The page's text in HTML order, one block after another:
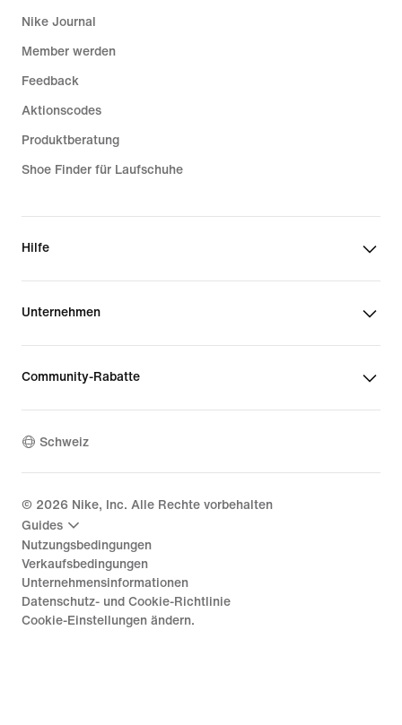
Nike Journal
Member werden
Feedback
Aktionscodes
Produktberatung
Shoe Finder für Laufschuhe
Hilfe
Unternehmen
Community-Rabatte
Schweiz
© 2026 Nike, Inc. Alle Rechte vorbehalten
Guides
Nutzungsbedingungen
Verkaufsbedingungen
Unternehmensinformationen
Datenschutz- und Cookie-Richtlinie
Cookie-Einstellungen ändern.